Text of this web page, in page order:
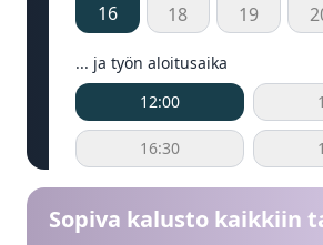
16 18 19
... ja työn aloitusaika
12:00
16:30
Sopiva kalusto kaikkiin